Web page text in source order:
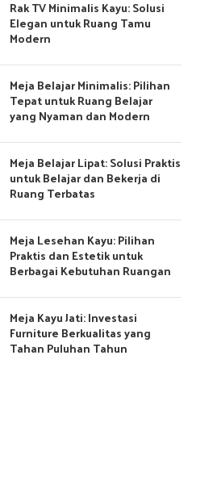
Rak TV Minimalis Kayu: Solusi
Elegan untuk Ruang Tamu
Modern
Meja Belajar Minimalis: Pilihan
Tepat untuk Ruang Belajar
yang Nyaman dan Modern
Meja Belajar Lipat: Solusi Praktis
untuk Belajar dan Bekerja di
Ruang Terbatas
Meja Lesehan Kayu: Pilihan
Praktis dan Estetik untuk
Berbagai Kebutuhan Ruangan
Meja Kayu Jati: Investasi
Furniture Berkualitas yang
Tahan Puluhan Tahun